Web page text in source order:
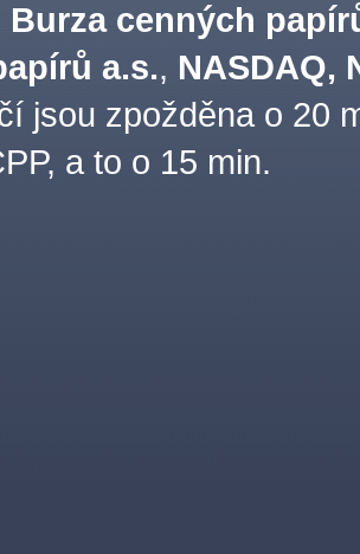
Burza cenných
a.s., NASDAQ,
jsou zpožděna o 20
a to o 15 min.